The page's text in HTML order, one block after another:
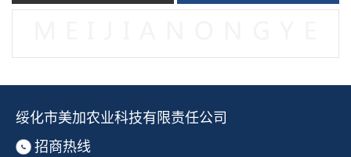
绥化市美加农业科技有限责任公司
招商热线